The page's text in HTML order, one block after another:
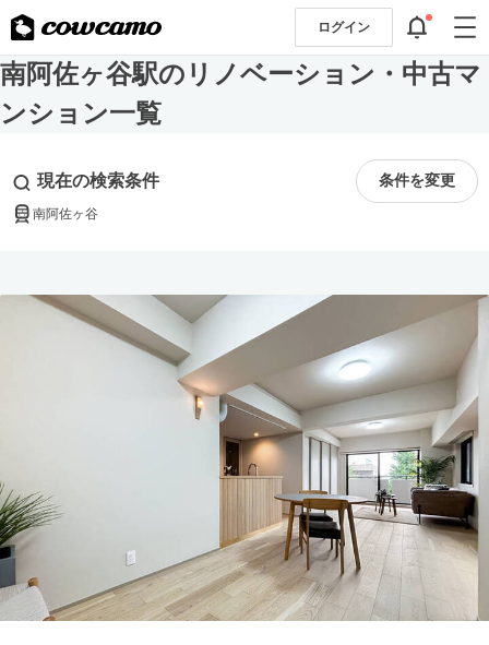
ログイン
南阿佐ヶ谷駅のリノベーション・中古マ
ンション一覧
現在の検索条件 条件を変更
南阿佐ヶ谷